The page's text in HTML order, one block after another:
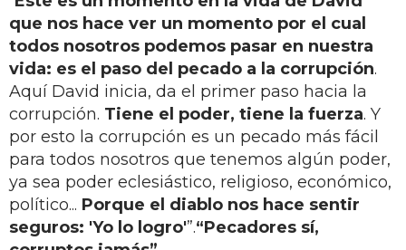
que nos hace ver un momento por el cual
todos nosotros podemos pasar en nuestra
vida: es el paso del pecado a la corrupción.
Aquí David inicia, da el primer paso hacia la
corrupción. Tiene el poder, tiene la fuerza. Y
por esto la corrupción es un pecado más fácil
para todos nosotros que tenemos algún poder,
ya sea poder eclesiástico, religioso, económico,
político... Porque el diablo nos hace sentir
seguros: 'Yo lo logro'”.“Pecadores sí,